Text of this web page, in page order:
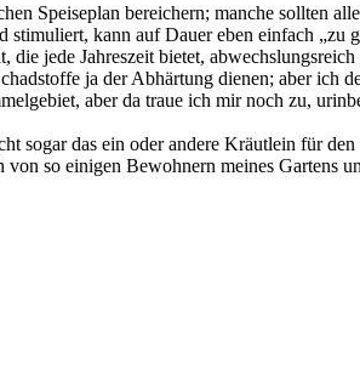
Speiseplan bereichern; manche sollten
kann auf Dauer eben einfach
jede Jahreszeit bietet,
ja der Abhärtung dienen; aber ich
aber da traue ich mir noch zu,
sogar das ein oder andere Kräutlein für
so einigen Bewohnern meines Gartens